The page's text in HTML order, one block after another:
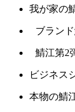
我が家の
ブラン
鯖江第2
ビジネス
本物の鯖